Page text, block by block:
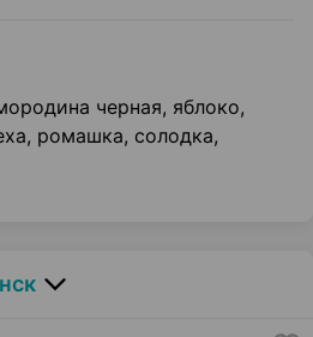
черная, яблоко,
ромашка, солодка,